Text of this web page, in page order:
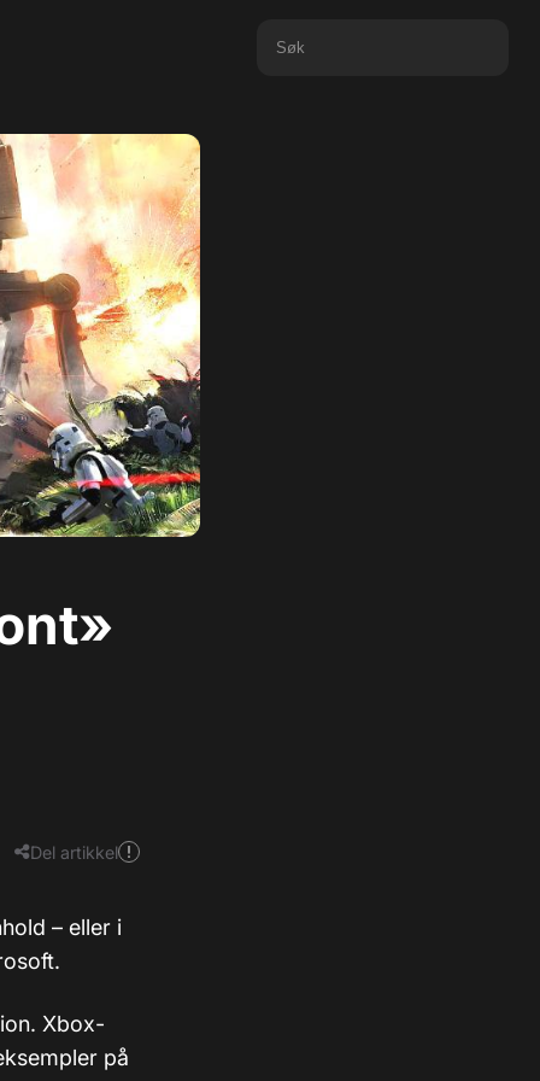
Del artikkel
– eller i
Xbox-
på